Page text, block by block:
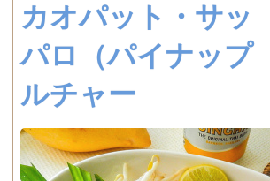
カオパット・サッ
パロ（パイナップ
ルチャー